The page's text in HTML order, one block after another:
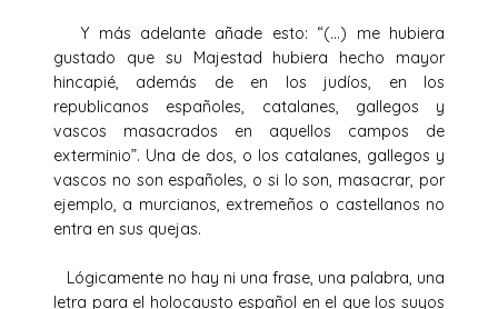
Y más adelante añade esto: “(…) me hubiera
gustado que su Majestad hubiera hecho mayor
hincapié, además de en los judíos, en los
republicanos españoles, catalanes, gallegos y
vascos masacrados en aquellos campos de
exterminio”. Una de dos, o los catalanes, gallegos y
vascos no son españoles, o si lo son, masacrar, por
ejemplo, a murcianos, extremeños o castellanos no
entra en sus quejas.
Lógicamente no hay ni una frase, una palabra, una
letra para el holocausto español en el que los suyos